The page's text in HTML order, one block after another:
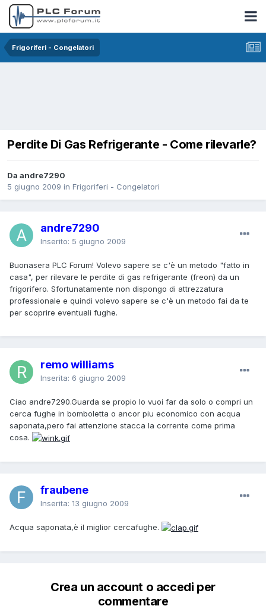
Frigoriferi - Congelatori
Perdite Di Gas Refrigerante - Come rilevarle?
Da andre7290
5 giugno 2009 in Frigoriferi - Congelatori
andre7290
Inserito: 5 giugno 2009
Buonasera PLC Forum! Volevo sapere se c'è un metodo "fatto in
casa", per rilevare le perdite di gas refrigerante (freon) da un
frigorifero. Sfortunatamente non dispongo di attrezzatura
professionale e quindi volevo sapere se c'è un metodo fai da te
per scoprire eventuali fughe.
remo williams
Inserita: 6 giugno 2009
Ciao andre7290.Guarda se propio lo vuoi far da solo o compri un
cerca fughe in bomboletta o ancor piu economico con acqua
saponata,pero fai attenzione stacca la corrente come prima
cosa.
fraubene
Inserita: 13 giugno 2009
Acqua saponata,è il miglior cercafughe.
Crea un account o accedi per
commentare